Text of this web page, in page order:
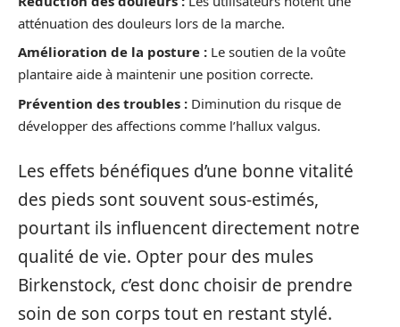
atténuation des douleurs lors de la marche.
Amélioration de la posture : Le soutien de la voûte
plantaire aide à maintenir une position correcte.
Prévention des troubles : Diminution du risque de
développer des affections comme l’hallux valgus.
Les effets bénéfiques d’une bonne vitalité
des pieds sont souvent sous-estimés,
pourtant ils influencent directement notre
qualité de vie. Opter pour des mules
Birkenstock, c’est donc choisir de prendre
soin de son corps tout en restant stylé.